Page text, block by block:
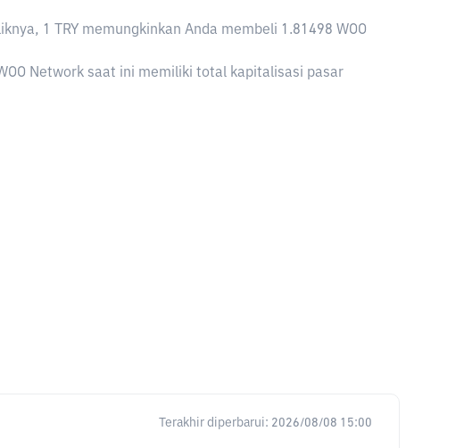
1 TRY memungkinkan Anda membeli 1.81498 WOO
Network saat ini memiliki total kapitalisasi pasar
Terakhir diperbarui: 2026/08/08 15:00